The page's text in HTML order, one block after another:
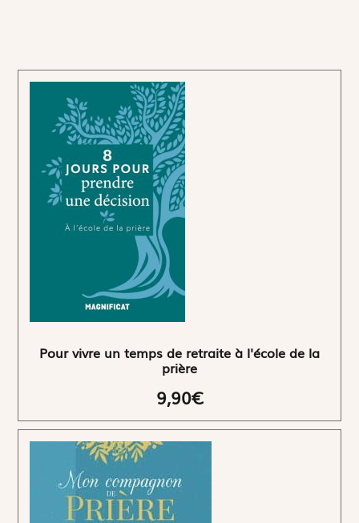
Pour vivre un temps de retraite à l'école de la
prière
9,90€